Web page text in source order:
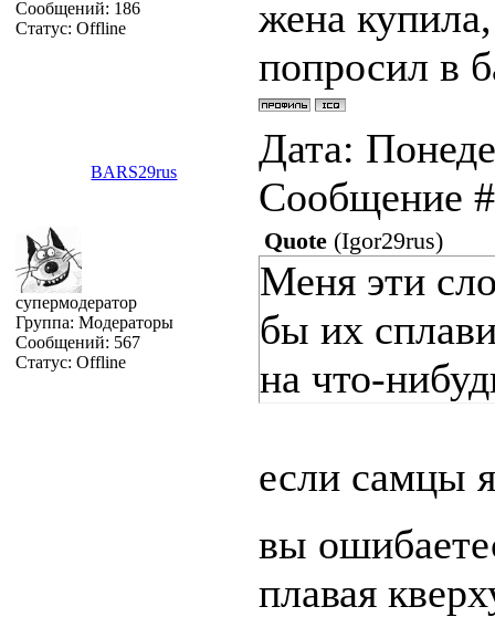
Сообщений: 186
Статус: Offline
жена
попросил в
BARS29rus
Дата:
Сообщение
супермодератор
Группа: Модераторы
Сообщений: 567
Статус: Offline
Quote(Igor29rus)
Меня эти
бы их
на что-
если самцы
вы
плавая